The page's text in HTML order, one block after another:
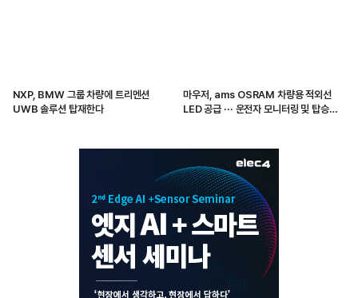
NXP, BMW 그룹 차량에 트리멘션
UWB 솔루션 탑재한다
마우저, ams OSRAM 차량용 적외선
LED 공급 ··· 운전자 모니터링 및 탑승자